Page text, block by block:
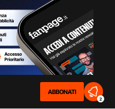
ABBONATI
2